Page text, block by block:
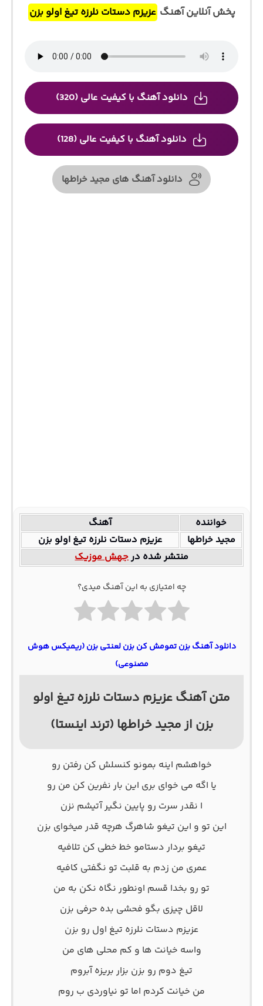
پخش آنلاین آهنگ عزیزم دستات نلرزه تیغ اولو بزن
دانلود آهنگ با کیفیت عالی (320)
دانلود آهنگ با کیفیت عالی (128)
دانلود آهنگ های مجید خراطها
خواننده
آهنگ
مجید خراطها
عزیزم دستات نلرزه تیغ اولو بزن
منتشر شده درجهش موزیک
چه امتیازی به این آهنگ میدی؟
دانلود آهنگ بزن تمومش کن بزن لعنتی بزن (ریمیکس هوش
مصنوعی)
متن آهنگ عزیزم دستات نلرزه تیغ اولو
بزن از مجید خراطها (ترند اینستا)
ﺧﻮاﻫﺸﻢ اﻳﻨﻪ ﺑﻤﻮﻧﻮ ﻛﻨﺴﻠﺶ ﻛﻦ رﻓﺘﻦ رو
ﻳﺎ اﮔﻪ ﻣﻰ ﺧﻮاى ﺑﺮى اﻳﻦ ﺑﺎر ﻧﻔﺮﻳﻦ ﻛﻦ ﻣﻦ رو
ا ﻧﻘﺪر ﺳﺮت رو ﭘﺎﻳﻴﻦ ﻧﮕﻴﺮ آﺗﻴﺸﻢ ﻧﺰن
اﻳﻦ ﺗﻮ و اﻳﻦ ﺗﻴﻐﻮ ﺷﺎﻫﺮگ ﻫﺮﭼﻪ ﻗﺪر ﻣﻴﺨﻮاى ﺑﺰن
ﺗﻴﻐﻮ ﺑﺮدار دﺳﺘﺎﻣﻮ ﺧﻄ ﺧﻄﻰ ﻛﻦ ﺗﻠﺎﻓﻴﻪ
ﻋﻤﺮی ﻣﻦ زدم ﺑﻪ ﻗﻠﺒﺖ ﺗﻮ ﻧﮕﻔﺘﻰ ﻛﺎﻓﻴﻪ
ﺗﻮ رو ﺑﺨﺪا ﻗﺴﻢ اوﻧﻄﻮر ﻧﮕﺎه ﻧﻜﻦ ﺑﻪ ﻣﻦ
ﻟﺎﻗﻞ ﭼﻴﺰی ﺑﮕﻮ ﻓﺤﺸﻰ ﺑﺪه ﺣﺮﻓﻰ ﺑﺰن
ﻋﺰﻳﺰم دﺳﺘﺎت ﻧﻠﺮزه ﺗﻴﻎ اول رو ﺑﺰن
واﺳﻪ ﺧﻴﺎﻧﺖ ﻫﺎ و ﻛﻢ ﻣﺤﻠﻰ ﻫﺎی ﻣﻦ
ﺗﻴﻎ دوم رو ﺑﺰن ﺑﺰار ﺑﺮﻳﺰه آﺑﺮوم
ﻣﻦ ﺧﻴﺎﻧﺖ ﻛﺮدم اﻣﺎ ﺗﻮ ﻧﻴﺎوردی ب روم